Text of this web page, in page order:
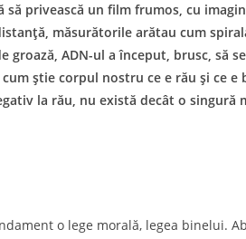
să privească un film frumos, cu
mă­surătorile arătau cum
groa­ză, ADN-ul a început, brusc, să
ştie corpul nostru ce e rău şi ce e
la rău, nu există decât o singură
o lege morală, legea binelui.